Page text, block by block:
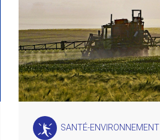
SANTÉ-ENVIRONNEMENT